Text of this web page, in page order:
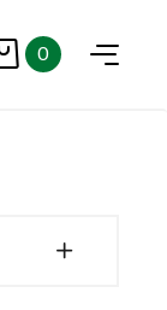
0